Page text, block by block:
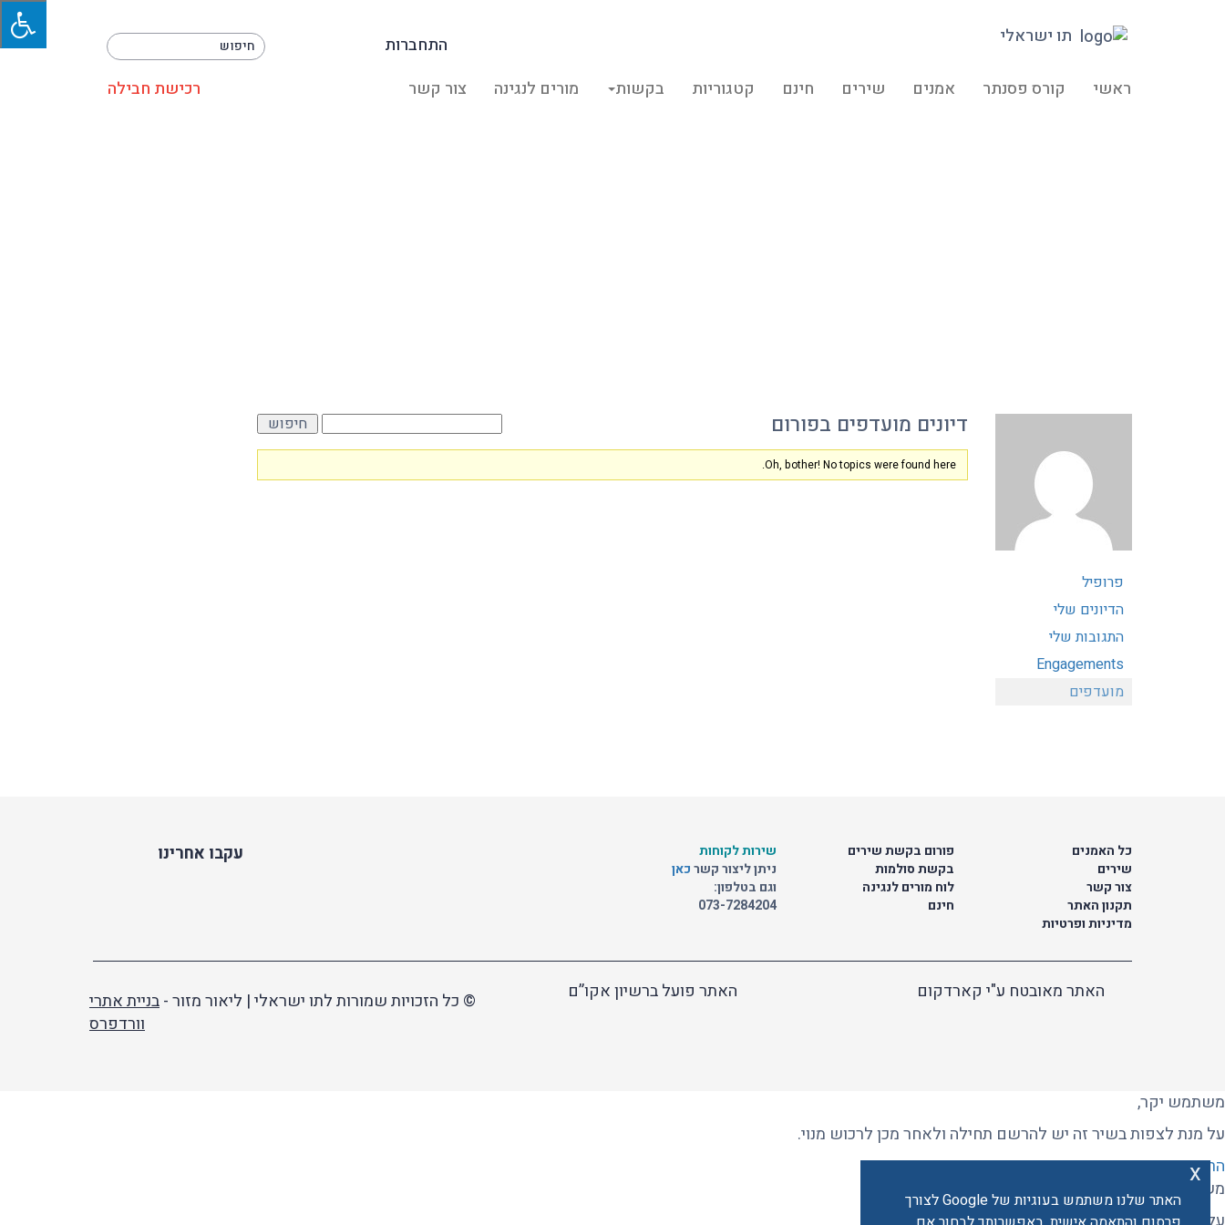
התחברות תו ישראלי
ראשי קורס פסנתר אמנים שירים חינם קטגוריות בקשות מורים לנגינה צור קשר רכישת חבילה
פרופיל
הדיונים שלי
התגובות שלי
Engagements
מועדפים
דיונים מועדפים בפורום
Oh, bother! No topics were found here.
עקבו אחרינו
שירות לקוחות
ניתן ליצור קשרכאן
וגם בטלפון:
073-7284204
פורום בקשת שירים
בקשת סולמות
לוח מורים לנגינה
חינם
כל האמנים
שירים
צור קשר
תקנון האתר
מדיניות ופרטיות
© כל הזכויות שמורות לתו ישראלי | ליאור מזור -בניית אתרי
וורדפרס
האתר פועל ברשיון אקו”ם האתר מאובטח ע"י קארדקום
משתמש יקר,
על מנת לצפות בשיר זה יש להרשם תחילה ולאחר מכן לרכוש מנוי.
הרשמה
משתמש יקר, שלום.
האתר שלנו משתמש בעוגיות של Google לצורך
x